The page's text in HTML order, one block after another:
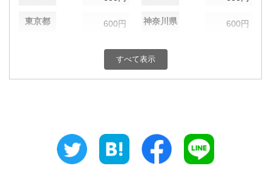
東京都 600円 神奈川県 600円
600円 富山県
600円 三重県
すべて表示